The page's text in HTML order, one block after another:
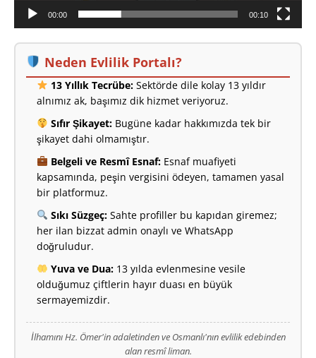
00:00 00:10
Neden Evlilik Portalı?
13 Yıllık Tecrübe:Sektörde dile kolay 13 yıldır
alnımız ak, başımız dik hizmet veriyoruz.
Sıfır Şikayet:Bugüne kadar hakkımızda tek bir
şikayet dahi olmamıştır.
Belgeli ve Resmî Esnaf:Esnaf muafiyeti
kapsamında, peşin vergisini ödeyen, tamamen yasal
bir platformuz.
Sıkı Süzgeç:Sahte profiller bu kapıdan giremez;
her ilan bizzat admin onaylı ve WhatsApp
doğruludur.
Yuva ve Dua:13 yılda evlenmesine vesile
olduğumuz çiftlerin hayır duası en büyük
sermayemizdir.
İlhamını Hz. Ömer'in adaletinden ve Osmanlı'nın evlilik edebinden
alan resmî liman.